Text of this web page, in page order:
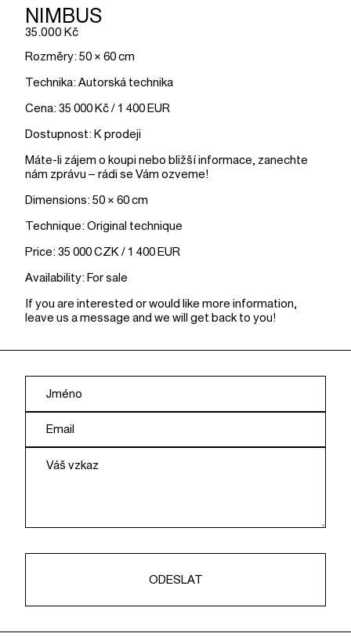
NIMBUS
35.000 Kč
Rozměry: 50 × 60 cm
Technika: Autorská technika
Cena: 35 000 Kč / 1 400 EUR
Dostupnost: K prodeji
Máte-li zájem o koupi nebo bližší informace, zanechte
nám zprávu – rádi se Vám ozveme!
Dimensions: 50 × 60 cm
Technique: Original technique
Price: 35 000 CZK / 1 400 EUR
Availability: For sale
If you are interested or would like more information,
leave us a message and we will get back to you!